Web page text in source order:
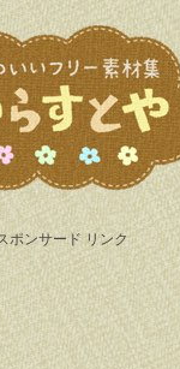
ポンサード リンク